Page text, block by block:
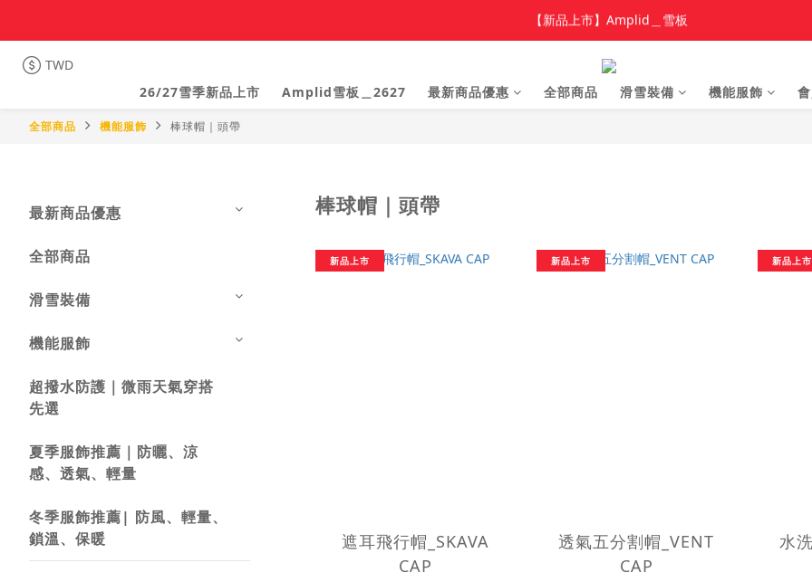
加入新會員 領$100 購物金，首單享免運🚛
加入新會員 領$100 購物金，首單享免運🚛
TWD
26/27雪季新品上市
Amplid雪板＿2627 最新商品優惠 全部商品 滑雪裝備 機能服飾
全部商品 機能服飾 棒球帽｜頭帶
最新商品優惠
全部商品
滑雪裝備
機能服飾
超撥水防護｜微雨天氣穿搭
先選
夏季服飾推薦｜防曬、涼
感、透氣、輕量
冬季服飾推薦| 防風、輕量、
鎖溫、保暖
棒球帽｜頭帶
新品上市
遮耳飛行帽_SKAVA
CAP
新品上市
透氣五分割帽_VENT
CAP
新品上市
水